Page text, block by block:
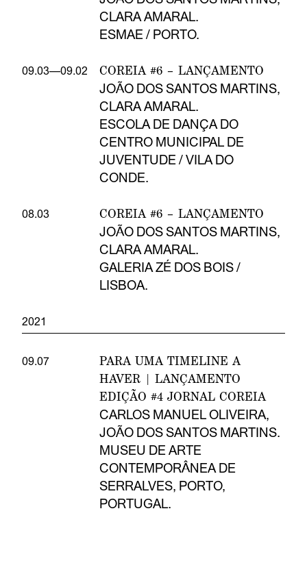
CLARA AMARAL.
ESMAE / PORTO.
09.03—09.02 COREIA #6 – LANÇAMENTO
JOÃO DOS SANTOS MARTINS,
CLARA AMARAL.
ESCOLA DE DANÇA DO
CENTRO MUNICIPAL DE
JUVENTUDE / VILA DO
CONDE.
08.03 COREIA #6 – LANÇAMENTO
JOÃO DOS SANTOS MARTINS,
CLARA AMARAL.
GALERIA ZÉ DOS BOIS /
LISBOA.
2021
09.07
PARA UMA TIMELINE A
HAVER | LANÇAMENTO
EDIÇÃO #4 JORNAL COREIA
CARLOS MANUEL OLIVEIRA,
JOÃO DOS SANTOS MARTINS.
MUSEU DE ARTE
CONTEMPORÂNEA DE
SERRALVES, PORTO,
PORTUGAL.